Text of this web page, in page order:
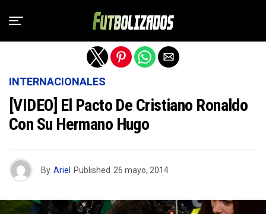
INTERNACIONALES
[VIDEO] El Pacto De Cristiano Ronaldo
Con Su Hermano Hugo
By Ariel Published 26 mayo, 2014
Salir de la versión móvil